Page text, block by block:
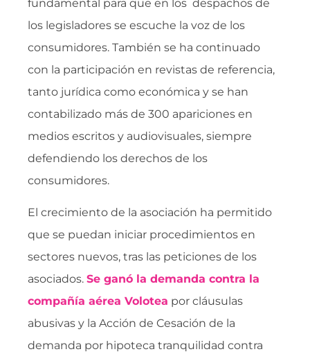
fundamental para que en los despachos de
los legisladores se escuche la voz de los
consumidores. También se ha continuado
con la participación en revistas de referencia,
tanto jurídica como económica y se han
contabilizado más de 300 apariciones en
medios escritos y audiovisuales, siempre
defendiendo los derechos de los
consumidores.
El crecimiento de la asociación ha permitido
que se puedan iniciar procedimientos en
sectores nuevos, tras las peticiones de los
asociados. Se ganó la demanda contra la
compañía aérea Volotea por cláusulas
abusivas y la Acción de Cesación de la
demanda por hipoteca tranquilidad contra